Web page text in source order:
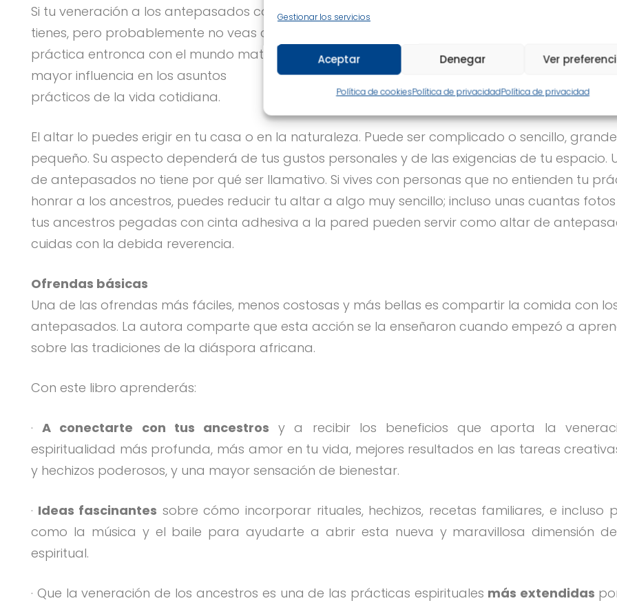
Gestionar los servicios
Aceptar Denegar Ver
Política de cookiesPolítica de privacidadPolítica de privacidad
Si tu veneración a los antepasados consiste solo en pensar, influirá en el tipo de pensamientos
tienes, pero probablemente no veas cambios en tus circunstancias materiales. Cuando tu
práctica entronca con el mundo material a través de un altar físico, tus antepasados tienen
mayor influencia en los asuntos
prácticos de la vida cotidiana.
El altar lo puedes erigir en tu casa o en la naturaleza. Puede ser complicado o sencillo,
pequeño. Su aspecto dependerá de tus gustos personales y de las exigencias de tu espacio.
de antepasados no tiene por qué ser llamativo. Si vives con personas que no entienden tu
honrar a los ancestros, puedes reducir tu altar a algo muy sencillo; incluso unas cuantas
tus ancestros pegadas con cinta adhesiva a la pared pueden servir como altar de
cuidas con la debida reverencia.
Ofrendas básicas
Una de las ofrendas más fáciles, menos costosas y más bellas es compartir la comida con
antepasados. La autora comparte que esta acción se la enseñaron cuando empezó a
sobre las tradiciones de la diáspora africana.
Con este libro aprenderás:
·A conectarte con tus ancestros y a recibir los beneficios que aporta la
espiritualidad más profunda, más amor en tu vida, mejores resultados en las tareas
y hechizos poderosos, y una mayor sensación de bienestar.
· Ideas fascinantes sobre cómo incorporar rituales, hechizos, recetas familiares, e incluso
como la música y el baile para ayudarte a abrir esta nueva y maravillosa dimensión
espiritual.
· Que la veneración de los ancestros es una de las prácticas espirituales más extendidas